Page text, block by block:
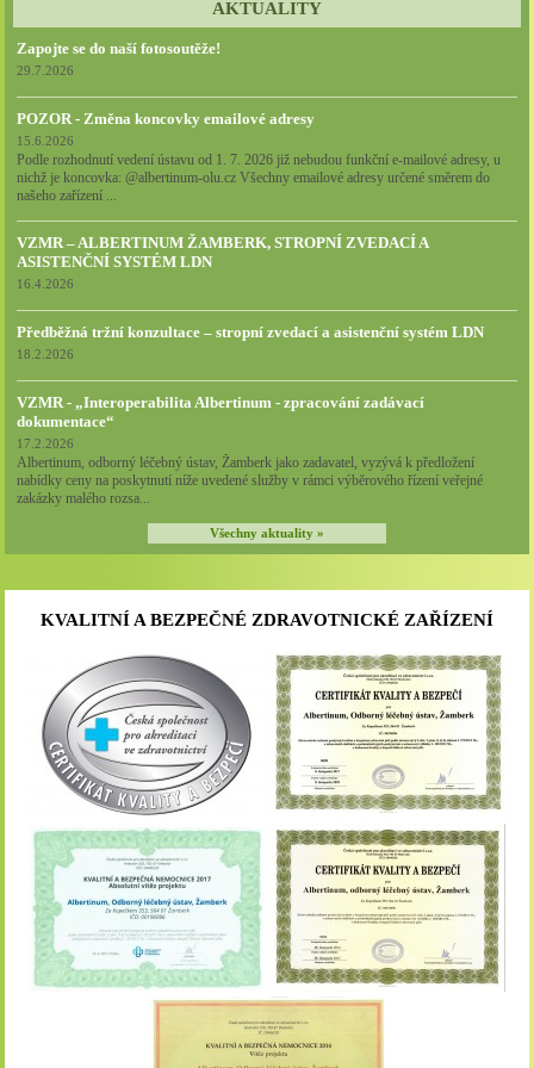
AKTUALITY
Zapojte se do naší fotosoutěže!
29.7.2026
POZOR - Změna koncovky emailové adresy
15.6.2026
Podle rozhodnutí vedení ústavu od 1. 7. 2026 již nebudou funkční e-mailové adresy, u
nichž je koncovka: @albertinum-olu.cz Všechny emailové adresy určené směrem do
našeho zařízení ...
VZMR – ALBERTINUM ŽAMBERK, STROPNÍ ZVEDACÍ A
ASISTENČNÍ SYSTÉM LDN
16.4.2026
Předběžná tržní konzultace – stropní zvedací a asistenční systém LDN
18.2.2026
VZMR - „Interoperabilita Albertinum - zpracování zadávací
dokumentace“
17.2.2026
Albertinum, odborný léčebný ústav, Žamberk jako zadavatel, vyzývá k předložení
nabídky ceny na poskytnutí níže uvedené služby v rámci výběrového řízení veřejné
zakázky malého rozsa...
Všechny aktuality »
KVALITNÍ A BEZPEČNÉ ZDRAVOTNICKÉ ZAŘÍZENÍ